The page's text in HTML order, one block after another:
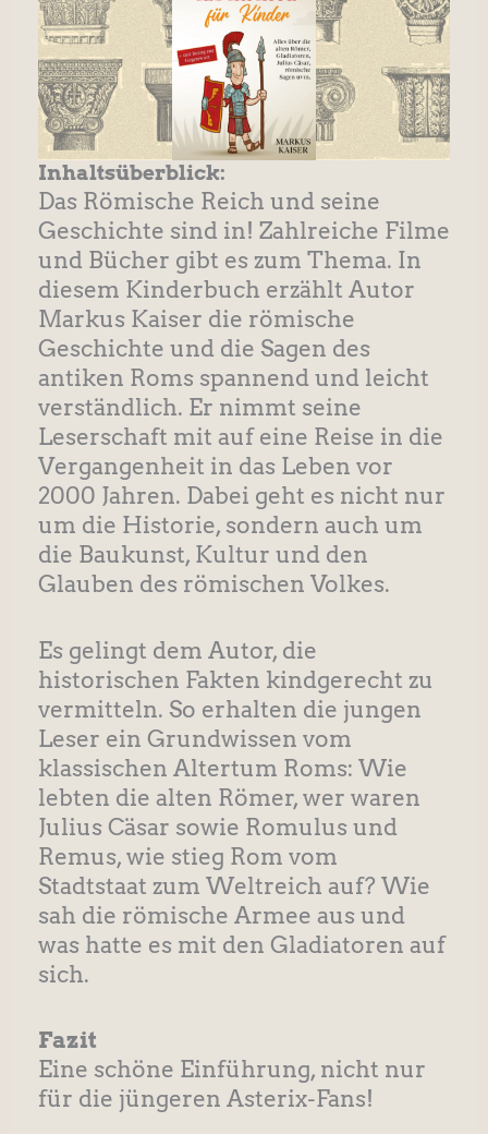
Inhaltsüberblick:
Das Römische Reich und seine
Geschichte sind in! Zahlreiche Filme
und Bücher gibt es zum Thema. In
diesem Kinderbuch erzählt Autor
Markus Kaiser die römische
Geschichte und die Sagen des
antiken Roms spannend und leicht
verständlich. Er nimmt seine
Leserschaft mit auf eine Reise in die
Vergangenheit in das Leben vor
2000 Jahren. Dabei geht es nicht nur
um die Historie, sondern auch um
die Baukunst, Kultur und den
Glauben des römischen Volkes.
Es gelingt dem Autor, die
historischen Fakten kindgerecht zu
vermitteln. So erhalten die jungen
Leser ein Grundwissen vom
klassischen Altertum Roms: Wie
lebten die alten Römer, wer waren
Julius Cäsar sowie Romulus und
Remus, wie stieg Rom vom
Stadtstaat zum Weltreich auf? Wie
sah die römische Armee aus und
was hatte es mit den Gladiatoren auf
sich.
Fazit
Eine schöne Einführung, nicht nur
für die jüngeren Asterix-Fans!